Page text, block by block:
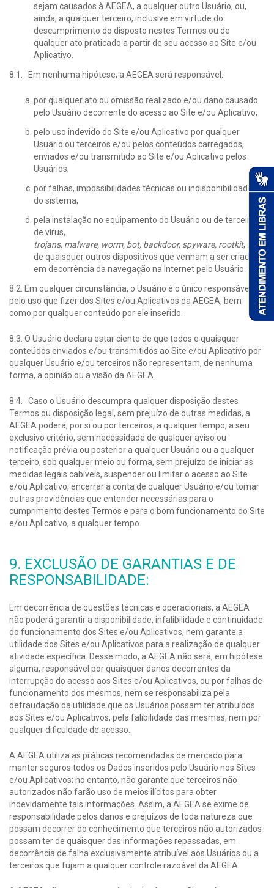
sejam causados à AEGEA, a qualquer outro Usuário, ou,
ainda, a qualquer terceiro, inclusive em virtude do
descumprimento do disposto nestes Termos ou de
qualquer ato praticado a partir de seu acesso ao Site e/ou
Aplicativo.
8.1. Em nenhuma hipótese, a AEGEA será responsável:
por qualquer ato ou omissão realizado e/ou dano causado
pelo Usuário decorrente do acesso ao Site e/ou Aplicativo;
pelo uso indevido do Site e/ou Aplicativo por qualquer
Usuário ou terceiros e/ou pelos conteúdos carregados,
enviados e/ou transmitido ao Site e/ou Aplicativo pelos
Usuários;
por falhas, impossibilidades técnicas ou indisponibilidades
do sistema;
pela instalação no equipamento do Usuário ou de terceiros,
de vírus,
trojans, malware, worm, bot, backdoor, spyware, rootkit, ou
de quaisquer outros dispositivos que venham a ser criados,
em decorrência da navegação na Internet pelo Usuário.
8.2. Em qualquer circunstância, o Usuário é o único responsável
pelo uso que fizer dos Sites e/ou Aplicativos da AEGEA, bem
como por qualquer conteúdo por ele inserido.
8.3. O Usuário declara estar ciente de que todos e quaisquer
conteúdos enviados e/ou transmitidos ao Site e/ou Aplicativo por
qualquer Usuário e/ou terceiros não representam, de nenhuma
forma, a opinião ou a visão da AEGEA.
8.4. Caso o Usuário descumpra qualquer disposição destes
Termos ou disposição legal, sem prejuízo de outras medidas, a
AEGEA poderá, por si ou por terceiros, a qualquer tempo, a seu
exclusivo critério, sem necessidade de qualquer aviso ou
notificação prévia ou posterior a qualquer Usuário ou a qualquer
terceiro, sob qualquer meio ou forma, sem prejuízo de iniciar as
medidas legais cabíveis, suspender ou limitar o acesso ao Site
e/ou Aplicativo, encerrar a conta de qualquer Usuário e/ou tomar
outras providências que entender necessárias para o
cumprimento destes Termos e para o bom funcionamento do Site
e/ou Aplicativo, a qualquer tempo.
9. EXCLUSÃO DE GARANTIAS E DE
RESPONSABILIDADE:
Em decorrência de questões técnicas e operacionais, a AEGEA
não poderá garantir a disponibilidade, infalibilidade e continuidade
do funcionamento dos Sites e/ou Aplicativos, nem garante a
utilidade dos Sites e/ou Aplicativos para a realização de qualquer
atividade específica. Desse modo, a AEGEA não será, em hipótese
alguma, responsável por quaisquer danos decorrentes da
interrupção do acesso aos Sites e/ou Aplicativos, ou por falhas de
funcionamento dos mesmos, nem se responsabiliza pela
defraudação da utilidade que os Usuários possam ter atribuídos
aos Sites e/ou Aplicativos, pela falibilidade das mesmas, nem por
qualquer dificuldade de acesso.
A AEGEA utiliza as práticas recomendadas de mercado para
manter seguros todos os Dados inseridos pelo Usuário nos Sites
e/ou Aplicativos; no entanto, não garante que terceiros não
autorizados não farão uso de meios ilícitos para obter
indevidamente tais informações. Assim, a AEGEA se exime de
responsabilidade pelos danos e prejuízos de toda natureza que
possam decorrer do conhecimento que terceiros não autorizados
possam ter de quaisquer das informações repassadas, em
decorrência de falha exclusivamente atribuível aos Usuários ou a
terceiros que fujam a qualquer controle razoável da AEGEA.